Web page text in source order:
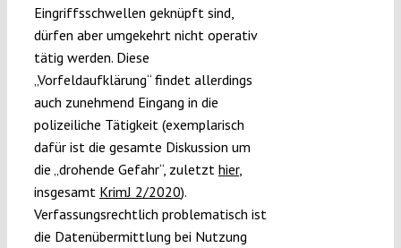
Eingriffsschwellen geknüpft sind,
dürfen aber umgekehrt nicht operativ
tätig werden. Diese
„Vorfeldaufklärung“ findet allerdings
auch zunehmend Eingang in die
polizeiliche Tätigkeit (exemplarisch
dafür ist die gesamte Diskussion um
die „drohende Gefahr“, zuletzt hier,
insgesamt KrimJ 2/2020).
Verfassungsrechtlich problematisch ist
die Datenübermittlung bei Nutzung